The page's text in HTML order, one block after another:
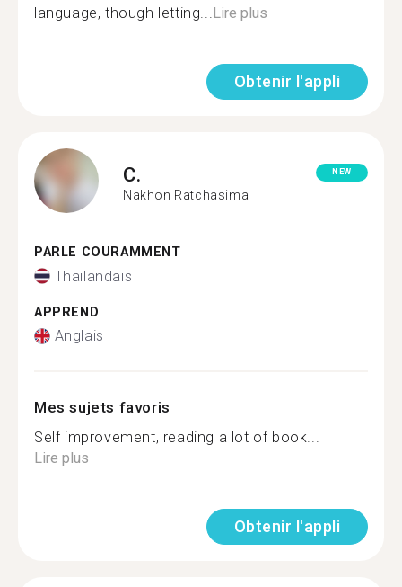
language, though letting...Lire plus
Obtenir l'appli
C.
Nakhon Ratchasima
NEW
PARLE COURAMMENT
Thaïlandais
APPREND
Anglais
Mes sujets favoris
Self improvement, reading a lot of book...
Lire plus
Obtenir l'appli